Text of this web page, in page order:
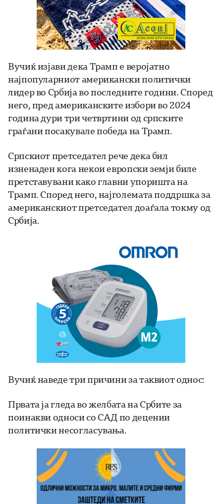
Вучиќ изјави дека Трамп е веројатно
најпопуларниот американски политички
лидер во Србија во последните години. Според
него, пред американските избори во 2024
година дури три четвртини од српските
граѓани посакувале победа на Трамп.
Српскиот претседател рече дека бил
изненаден кога некои европски земји биле
претставувани како главни упоришта на
Трамп. Според него, најголемата поддршка за
американскиот претседател доаѓала токму од
Србија.
Вучиќ наведе три причини за таквиот однос:
Првата ја гледа во желбата на Србите за
поинакви односи со САД по децении
политички несогласувања.